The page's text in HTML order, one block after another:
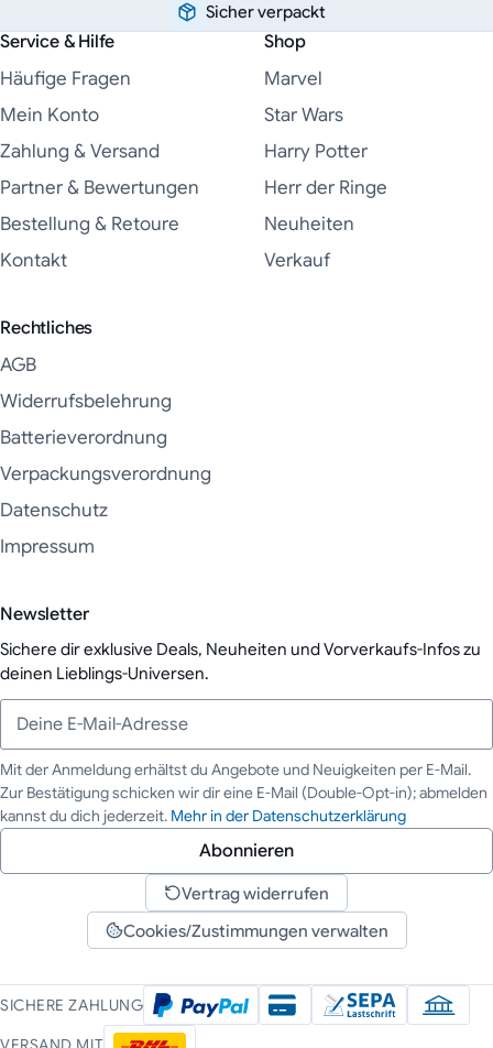
Sicher verpackt
Service & Hilfe
Häufige Fragen
Mein Konto
Zahlung & Versand
Partner & Bewertungen
Bestellung & Retoure
Kontakt
Shop
Marvel
Star Wars
Harry Potter
Herr der Ringe
Neuheiten
Verkauf
Rechtliches
AGB
Widerrufsbelehrung
Batterieverordnung
Verpackungsverordnung
Datenschutz
Impressum
Newsletter
Sichere dir exklusive Deals, Neuheiten und Vorverkaufs-Infos zu
deinen Lieblings-Universen.
Deine E-Mail-Adresse
Mit der Anmeldung erhältst du Angebote und Neuigkeiten per E-Mail.
Zur Bestätigung schicken wir dir eine E-Mail (Double-Opt-in); abmelden
kannst du dich jederzeit. Mehr in der Datenschutzerklärung
Abonnieren
Vertrag widerrufen
Cookies/Zustimmungen verwalten
SICHERE ZAHLUNG